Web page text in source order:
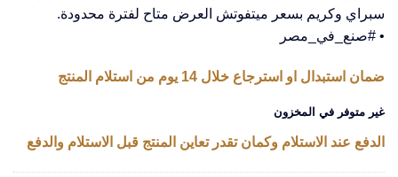
سبراي وكريم بسعر ميتفوتش العرض متاح لفترة محدودة.
• #صنع_في_مصر
ضمان استبدال او استرجاع خلال 14 يوم من استلام المنتج
غير متوفر في المخزون
الدفع عند الاستلام وكمان تقدر تعاين المنتج قبل الاستلام والدفع